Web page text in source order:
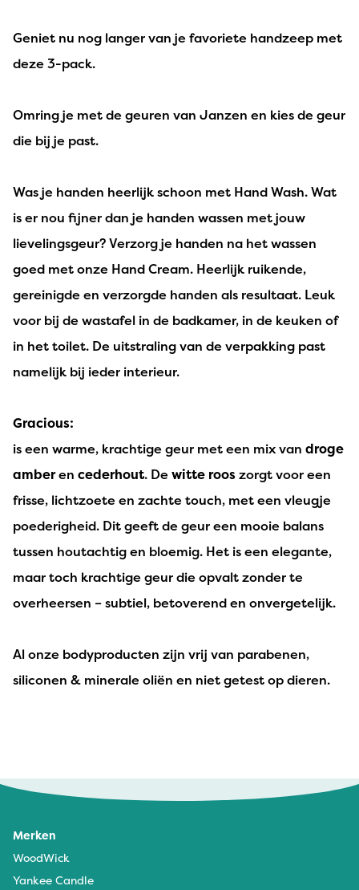
Geniet nu nog langer van je favoriete handzeep met
deze 3-pack.
Omring je met de geuren van Janzen en kies de geur
die bij je past.
Was je handen heerlijk schoon met Hand Wash. Wat
is er nou fijner dan je handen wassen met jouw
lievelingsgeur? Verzorg je handen na het wassen
goed met onze Hand Cream. Heerlijk ruikende,
gereinigde en verzorgde handen als resultaat. Leuk
voor bij de wastafel in de badkamer, in de keuken of
in het toilet. De uitstraling van de verpakking past
namelijk bij ieder interieur.
Gracious:
is een warme, krachtige geur met een mix van droge
amberen cederhout. De witte rooszorgt voor een
frisse, lichtzoete en zachte touch, met een vleugje
poederigheid. Dit geeft de geur een mooie balans
tussen houtachtig en bloemig. Het is een elegante,
maar toch krachtige geur die opvalt zonder te
overheersen – subtiel, betoverend en onvergetelijk.
Al onze bodyproducten zijn vrij van parabenen,
siliconen & minerale oliën en niet getest op dieren.
Merken
WoodWick
Yankee Candle